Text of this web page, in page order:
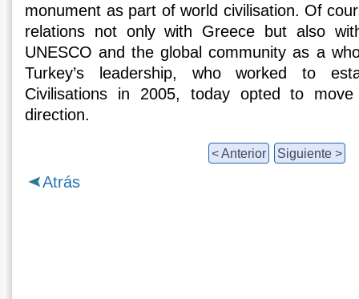
monument as part of world civilisation. Of
relations not only with Greece but also
UNESCO and the global community as a
Turkey’s leadership, who worked to
Civilisations in 2005, today opted to
direction.
< Anterior Siguiente >
Atrás